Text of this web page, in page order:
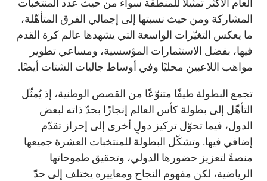
المشاركة ومن حيث نسبتها إلى إجمالي الفرق المتأهّلة،
ما يعكس التغيّرات الواسعة التي يشهدها عالم كرة القدم
فيها، بفضل الاستثمارات المؤسسية، ومساعي تطوير
مواهب اللاعبين محليًا وفي أوساط جاليات الشتات أيضًا.
تجمع البطولة طيفًا متنوّعًا من القصص الوطنية، إذ يُمثّل
التأهّل إلى بطولة كأس العالم إنجازًا بحدّ ذاته لبعض
الدول، فيما تحوّل تركيز دولٍ أخرى إلى إحراز تقدّم
إضافي فيها. وتشكّل البطولة للمنتخبات العشرة جميعها
منصةً لتعزيز حضورها الدولي، وتحقيق طموحاتها
الرياضية، لكن مفهوم النجاح ومعاييره يختلف إلى حدّ